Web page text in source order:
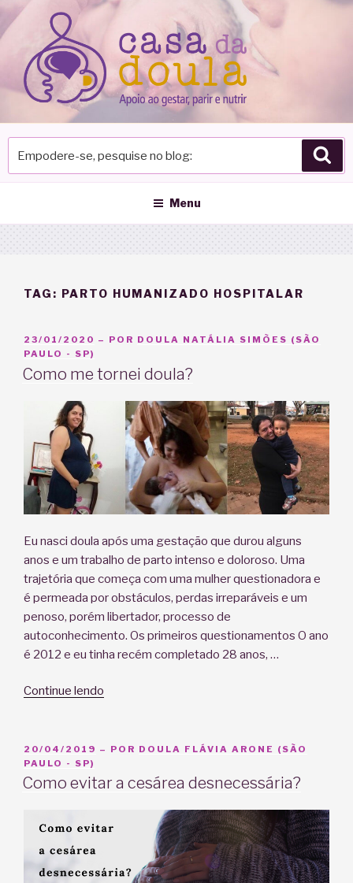
Pular
para
conteúdo
pesquise
blog
Menu
TAG: PARTO HUMANIZADO HOSPITALAR
PUBLICADO
EM
23/01/2020 – POR DOULA NATÁLIA SIMÕES (SÃO
PAULO - SP)
Como me tornei doula?
Eu nasci doula após uma gestação que durou alguns
anos e um trabalho de parto intenso e doloroso. Uma
trajetória que começa com uma mulher questionadora e
é permeada por obstáculos, perdas irreparáveis e um
penoso, porém libertador, processo de
autoconhecimento. Os primeiros questionamentos O ano
é 2012 e eu tinha recém completado 28 anos, …
Continue lendo
doula?”
PUBLICADO
EM
20/04/2019 – POR DOULA FLÁVIA ARONE (SÃO
PAULO - SP)
Como evitar a cesárea desnecessária?